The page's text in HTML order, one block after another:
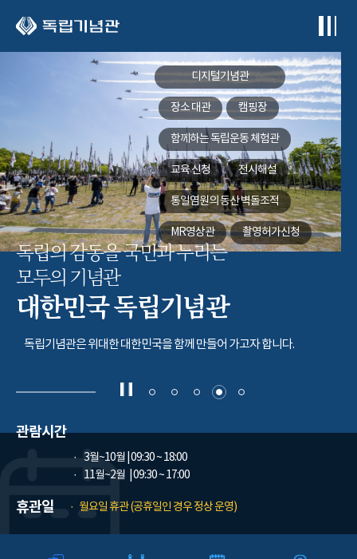
디지털기념관
장소 대관 캠핑장
함께하는독립운동 체험관
교육 신청 전시해설
통일염원의 동산벽돌조적
MR영상관 촬영허가신청
독립의 감동을 국민과 누리는
모두의 기념관
대한민국 독립기념관
독립기념관은 위대한 대한민국을 함께 만들어 가고자 합니다.
관람시간
3월~10월 | 09:30 ~ 18:00
11월~2월
| 09:30 ~ 17:00
휴관일 월요일 휴관 (공휴일인 경우 정상 운영)